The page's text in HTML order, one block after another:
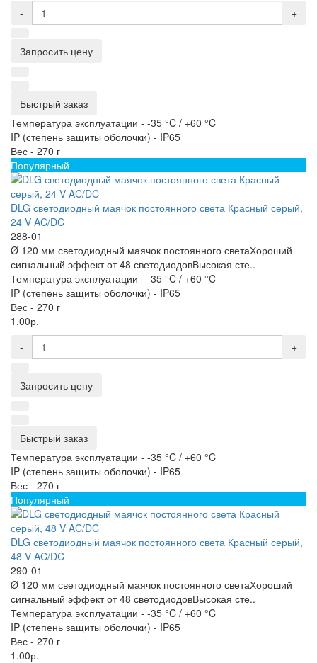
-
+
Запросить цену
Быстрый заказ
Температура эксплуатации - -35 °C / +60 °C
IP (степень защиты оболочки) - IP65
Вес - 270 г
Популярный
DLG светодиодный маячок постоянного света Красный серый,
24 V AC/DC
288-01
Ø 120 мм светодиодный маячок постоянного светаХороший
сигнальный эффект от 48 светодиодовВысокая сте..
Температура эксплуатации - -35 °C / +60 °C
IP (степень защиты оболочки) - IP65
Вес - 270 г
1.00р.
-
+
Запросить цену
Быстрый заказ
Температура эксплуатации - -35 °C / +60 °C
IP (степень защиты оболочки) - IP65
Вес - 270 г
Популярный
DLG светодиодный маячок постоянного света Красный серый,
48 V AC/DC
290-01
Ø 120 мм светодиодный маячок постоянного светаХороший
сигнальный эффект от 48 светодиодовВысокая сте..
Температура эксплуатации - -35 °C / +60 °C
IP (степень защиты оболочки) - IP65
Вес - 270 г
1.00р.